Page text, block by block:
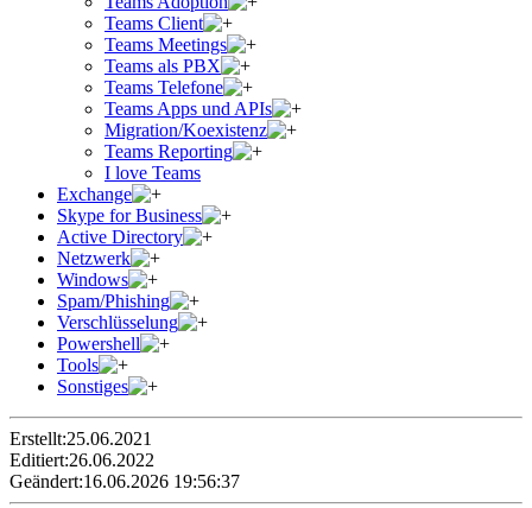
Teams Client
Teams Meetings
Teams als PBX
Teams Telefone
Teams Apps und APIs
Migration/Koexistenz
Teams Reporting
I love Teams
Exchange
Skype for Business
Active Directory
Netzwerk
Windows
Spam/Phishing
Verschlüsselung
Powershell
Tools
Sonstiges
Erstellt:25.06.2021
Editiert:26.06.2022
Geändert:16.06.2026 19:56:37